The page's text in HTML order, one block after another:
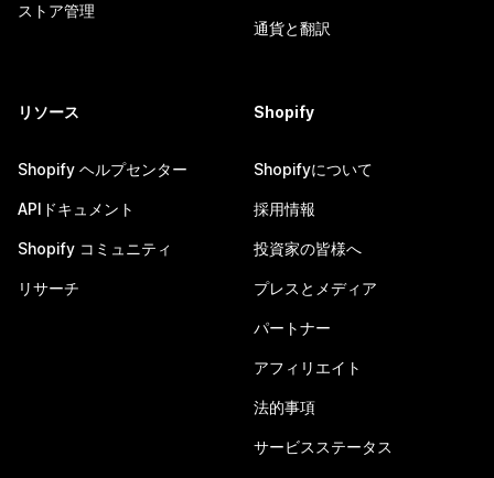
ストア管理
通貨と翻訳
リソース
Shopify ヘルプセンター
APIドキュメント
Shopify コミュニティ
リサーチ
Shopify
Shopifyについて
採用情報
投資家の皆様へ
プレスとメディア
パートナー
アフィリエイト
法的事項
サービスステータス